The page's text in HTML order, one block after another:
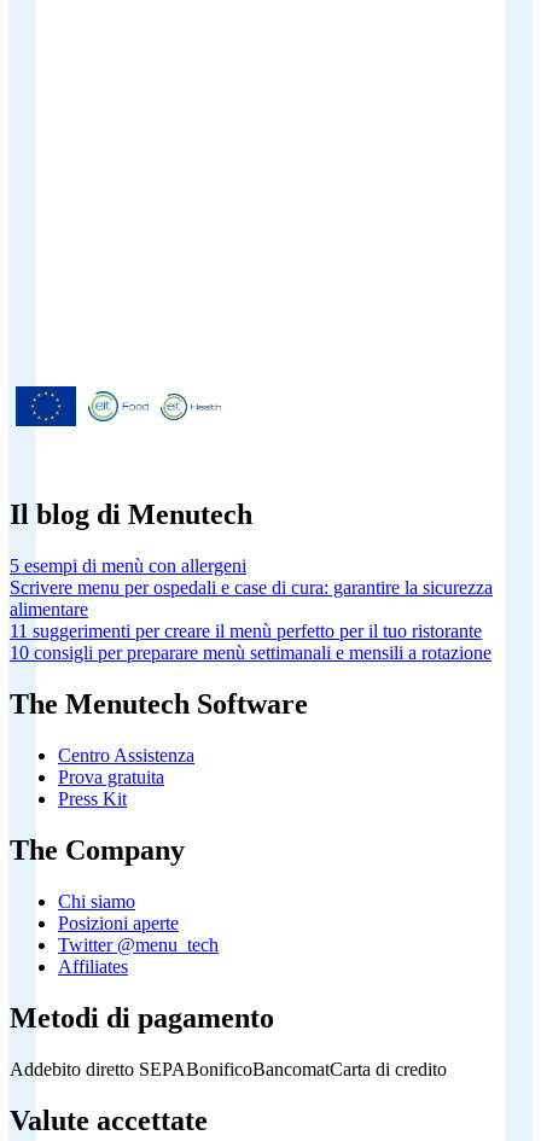
Il blog di Menutech
5 esempi di menù con allergeni
Scrivere menu per ospedali e case di cura: garantire la sicurezza
alimentare
11 suggerimenti per creare il menù perfetto per il tuo ristorante
10 consigli per preparare menù settimanali e mensili a rotazione
The Menutech Software
Centro Assistenza
Prova gratuita
Press Kit
The Company
Chi siamo
Posizioni aperte
Twitter @menu_tech
Affiliates
Metodi di pagamento
Addebito diretto SEPABonificoBancomatCarta di credito
Valute accettate